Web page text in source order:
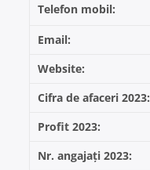
Telefon mobil:
Email:
Website:
Cifra de afaceri 2023:
Profit 2023:
Nr. angajați 2023: